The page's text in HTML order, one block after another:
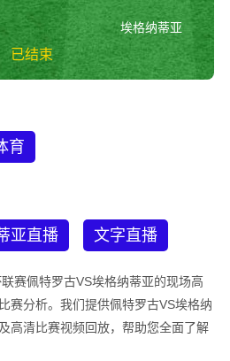
已结束
埃格纳蒂亚
育
亚直播 文字直播
赛佩特罗古VS埃格纳蒂亚的现场高
赛分析。我们提供佩特罗古VS埃格纳
高清比赛视频回放，帮助您全面了解